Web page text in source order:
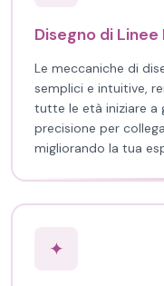
Disegno di
Le meccaniche di
semplici e intuitive,
tutte le età iniziare a
precisione per
migliorando la tua
✦